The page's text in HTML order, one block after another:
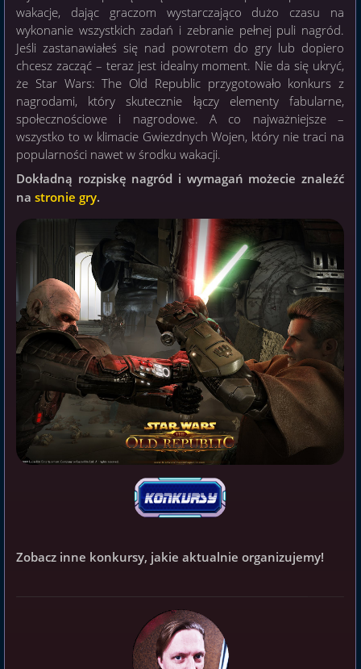
wakacje, dając graczom wystarczająco dużo czasu na
wykonanie wszystkich zadań i zebranie pełnej puli nagród.
Jeśli zastanawiałeś się nad powrotem do gry lub dopiero
chcesz zacząć – teraz jest idealny moment. Nie da się ukryć,
że Star Wars: The Old Republic przygotowało konkurs z
nagrodami, który skutecznie łączy elementy fabularne,
społecznościowe i nagrodowe. A co najważniejsze –
wszystko to w klimacie Gwiezdnych Wojen, który nie traci na
popularności nawet w środku wakacji.
Dokładną rozpiskę nagród i wymagań możecie znaleźć
na stronie gry.
Zobacz inne konkursy, jakie aktualnie organizujemy!